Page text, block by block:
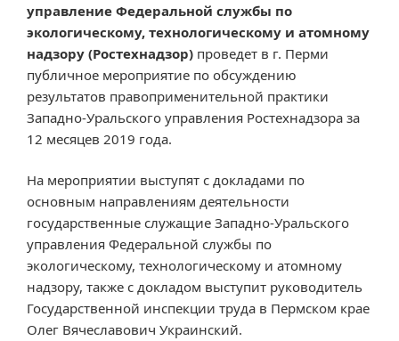
управление Федеральной службы по
экологическому, технологическому и атомному
надзору (Ростехнадзор) проведет в г. Перми
публичное мероприятие по обсуждению
результатов правоприменительной практики
Западно-Уральского управления Ростехнадзора за
12 месяцев 2019 года.
На мероприятии выступят с докладами по
основным направлениям деятельности
государственные служащие Западно-Уральского
управления Федеральной службы по
экологическому, технологическому и атомному
надзору, также с докладом выступит руководитель
Государственной инспекции труда в Пермском крае
Олег Вячеславович Украинский.